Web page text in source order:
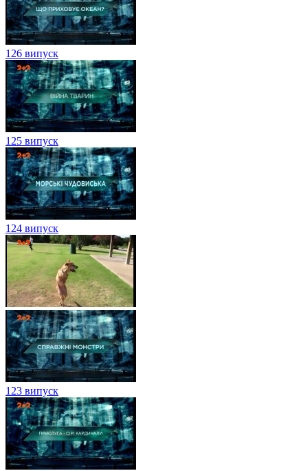
126 випуск
125 випуск
124 випуск
123 випуск